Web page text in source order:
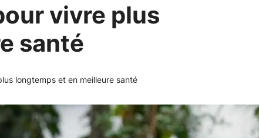
2021/01/automatic-
vivre plus
santé
longtemps et en meilleure santé